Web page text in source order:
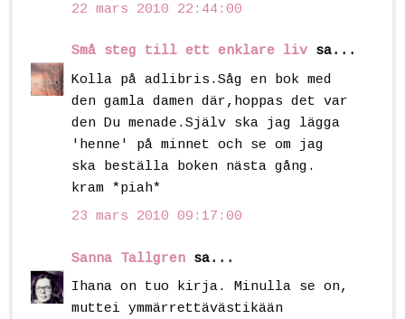
22 mars 2010 22:44:00
Små steg till ett enklare liv sa...
Kolla på adlibris.Såg en bok med
den gamla damen där,hoppas det var
den Du menade.Själv ska jag lägga
'henne' på minnet och se om jag
ska beställa boken nästa gång.
kram *piah*
23 mars 2010 09:17:00
Sanna Tallgren sa...
Ihana on tuo kirja. Minulla se on,
muttei ymmärrettävästikään